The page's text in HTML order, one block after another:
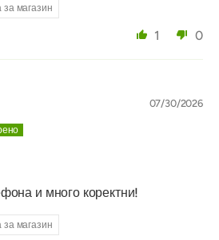
за магазин
1 0
07/30/2026
и много коректни!
за магазин